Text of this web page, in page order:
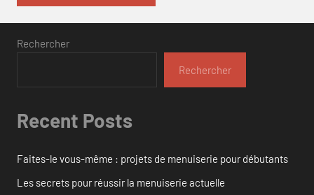
Rechercher
Rechercher
Recent Posts
Faites-le vous-même : projets de menuiserie pour débutants
Les secrets pour réussir la menuiserie actuelle